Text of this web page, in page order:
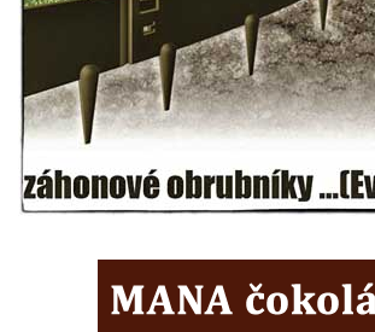
Ludwig Breitfeld, výroba prýmků – dnes
Pivovar Chalupník v Perštejně
Spořitelna v Turnově
Hostinec ve Svojkově
Dům obuvi Baťa v Liberci
Hotel Cristal v Železném Brodě
Spořitelna v Semilech
Dům čp. 2 v Semilech (sídlo Muzea a